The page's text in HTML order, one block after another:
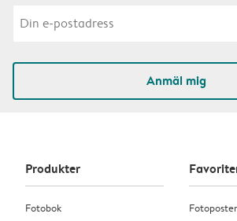
Anmäl mig
Produkter
Fotobok
Fotoposter